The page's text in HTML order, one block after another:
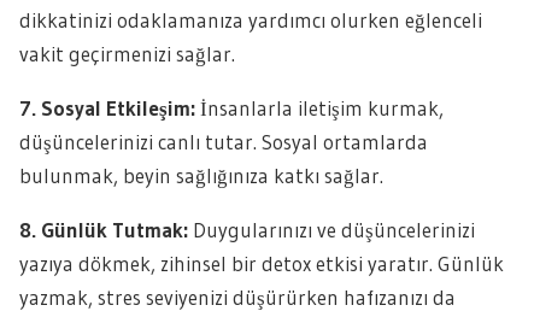
dikkatinizi odaklamanıza yardımcı olurken eğlenceli
vakit geçirmenizi sağlar.
7. Sosyal Etkileşim:İnsanlarla iletişim kurmak,
düşüncelerinizi canlı tutar. Sosyal ortamlarda
bulunmak, beyin sağlığınıza katkı sağlar.
8. Günlük Tutmak: Duygularınızı ve düşüncelerinizi
yazıya dökmek, zihinsel bir detox etkisi yaratır. Günlük
yazmak, stres seviyenizi düşürürken hafızanızı da